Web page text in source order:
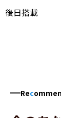
後日搭載
Rec